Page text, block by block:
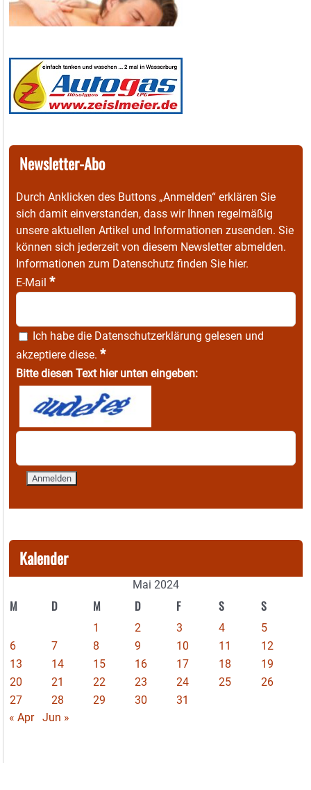
Newsletter-Abo
Durch Anklicken des Buttons „Anmelden“ erklären Sie
sich damit einverstanden, dass wir Ihnen regelmäßig
unsere aktuellen Artikel und Informationen zusenden. Sie
können sich jederzeit von diesem Newsletter abmelden.
Informationen zum Datenschutz finden Sie hier.
E-Mail *
Ich habe die Datenschutzerklärung gelesen und
akzeptiere diese. *
Bitte diesen Text hier unten eingeben:
Kalender
Mai 2024
M D M D F S S
1 2 3 4
5
6
7 8 9 10 11
12
13
14 15 16 17 18
19
20
21 22 23 24 25
26
27
28 29 30
31
« Apr
Jun »